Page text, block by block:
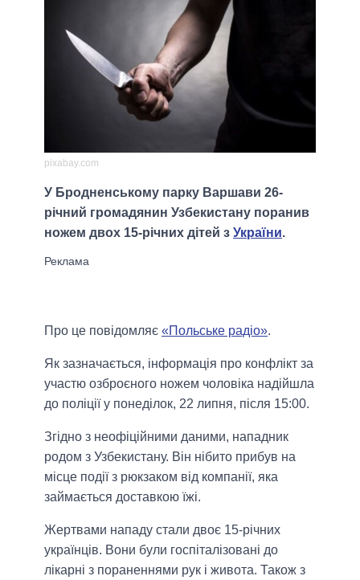
pixabay.com
У Бродненському парку Варшави 26-
річний громадянин Узбекистану поранив
ножем двох 15-річних дітей з України.
Про це повідомляє «Польське радіо».
Як зазначається, інформація про конфлікт за
участю озброєного ножем чоловіка надійшла
до поліції у понеділок, 22 липня, після 15:00.
Згідно з неофіційними даними, нападник
родом з Узбекистану. Він нібито прибув на
місце події з рюкзаком від компанії, яка
займається доставкою їжі.
Жертвами нападу стали двоє 15-річних
українців. Вони були госпіталізовані до
лікарні з пораненнями рук і живота. Також з